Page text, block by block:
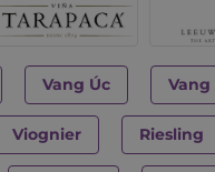
Vang Úc
Viognier Riesling